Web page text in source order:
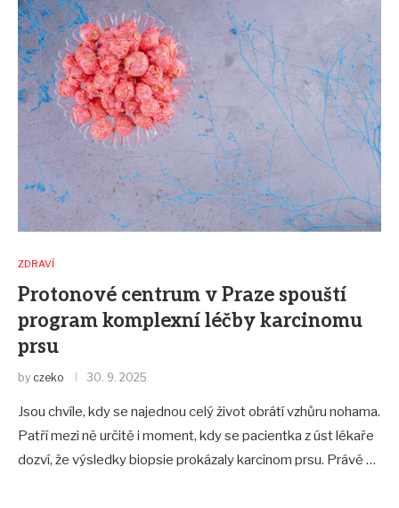
ZDRAVÍ
Protonové centrum v Praze spouští
program komplexní léčby karcinomu
prsu
by czeko 30. 9. 2025
Jsou chvíle, kdy se najednou celý život obrátí vzhůru nohama.
Patří mezi ně určitě i moment, kdy se pacientka z úst lékaře
dozví, že výsledky biopsie prokázaly karcinom prsu. Právě …